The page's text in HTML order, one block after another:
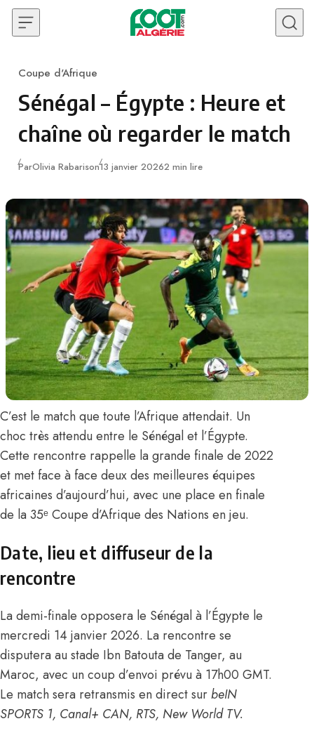
Skip to content
Category
Coupe d'Afrique
Sénégal – Égypte : Heure et
chaîne où regarder le match
ParOlivia RabarisonPublié
13 janvier 20262 min lire
C’est le match que toute l’Afrique attendait. Un
choc très attendu entre le Sénégal et l’Égypte.
Cette rencontre rappelle la grande finale de 2022
et met face à face deux des meilleures équipes
africaines d’aujourd’hui, avec une place en finale
de la 35ᵉ Coupe d’Afrique des Nations en jeu.
Date, lieu et diffuseur de la
rencontre
La demi-finale opposera le Sénégal à l’Égypte le
mercredi 14 janvier 2026. La rencontre se
disputera au stade Ibn Batouta de Tanger, au
Maroc, avec un coup d’envoi prévu à 17h00 GMT.
Le match sera retransmis en direct surbeIN
SPORTS 1, Canal+ CAN, RTS, New World TV.